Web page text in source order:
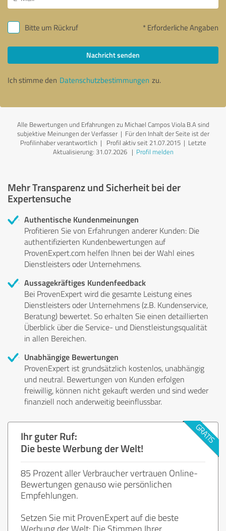
Bitte um Rückruf * Erforderliche Angaben
Nachricht senden
Ich stimme den Datenschutzbestimmungen zu.
Alle Bewertungen und Erfahrungen zu Michael Campos Viola B.A sind
subjektive Meinungen der Verfasser | Für den Inhalt der Seite ist der
Profilinhaber verantwortlich | Profil aktiv seit 21.07.2015 | Letzte
Aktualisierung: 31.07.2026| Profil melden
Mehr Transparenz und Sicherheit bei der
Expertensuche
Authentische Kundenmeinungen
Profitieren Sie von Erfahrungen anderer Kunden: Die
authentifizierten Kundenbewertungen auf
ProvenExpert.com helfen Ihnen bei der Wahl eines
Dienstleisters oder Unternehmens.
Aussagekräftiges Kundenfeedback
Bei ProvenExpert wird die gesamte Leistung eines
Dienstleisters oder Unternehmens (z.B. Kundenservice,
Beratung) bewertet. So erhalten Sie einen detaillierten
Überblick über die Service- und Dienstleistungsqualität
in allen Bereichen.
Unabhängige Bewertungen
ProvenExpert ist grundsätzlich kostenlos, unabhängig
und neutral. Bewertungen von Kunden erfolgen
freiwillig, können nicht gekauft werden und sind weder
finanziell noch anderweitig beeinflussbar.
Ihr guter Ruf:
Die beste Werbung der Welt!
85 Prozent aller Verbraucher vertrauen Online-
Bewertungen genauso wie persönlichen
Empfehlungen.
Setzen Sie mit ProvenExpert auf die beste
Werbung der Welt: Die Stimmen Ihrer